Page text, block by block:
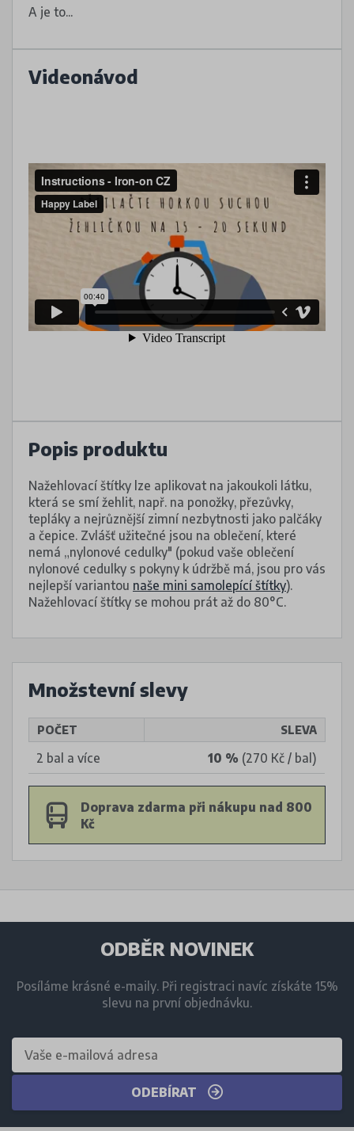
A je to...
Videonávod
Popis produktu
Nažehlovací štítky lze aplikovat na jakoukoli látku,
která se smí žehlit, např. na ponožky, přezůvky,
tepláky a nejrůznější zimní nezbytnosti jako palčáky
a čepice. Zvlášť užitečné jsou na oblečení, které
nemá „nylonové cedulky" (pokud vaše oblečení
nylonové cedulky s pokyny k údržbě má, jsou pro vás
nejlepší variantou naše mini samolepící štítky).
Nažehlovací štítky se mohou prát až do 80°C.
Množstevní slevy
POČET SLEVA
2 bal a více 10 % (270 Kč / bal)
Doprava zdarma při nákupu nad 800
Kč
ODBĚR NOVINEK
Posíláme krásné e-maily. Při registraci navíc získáte 15%
slevu na první objednávku.
ODEBÍRAT